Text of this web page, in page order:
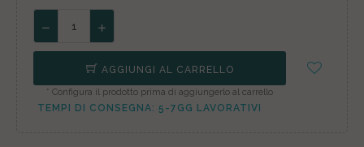
AGGIUNGI AL CARRELLO
* Configura il prodotto prima di aggiungerlo al carrello
TEMPI DI CONSEGNA: 5-7GG LAVORATIVI